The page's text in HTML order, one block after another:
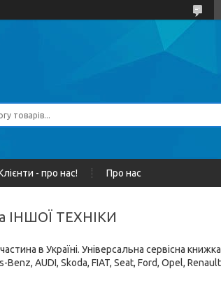
- про нас! Про нас
ІНШОЇ ТЕХНІКИ
в Україні. Універсальна сервісна
AUDI, Skoda, FIAT, Seat, Ford, Opel,